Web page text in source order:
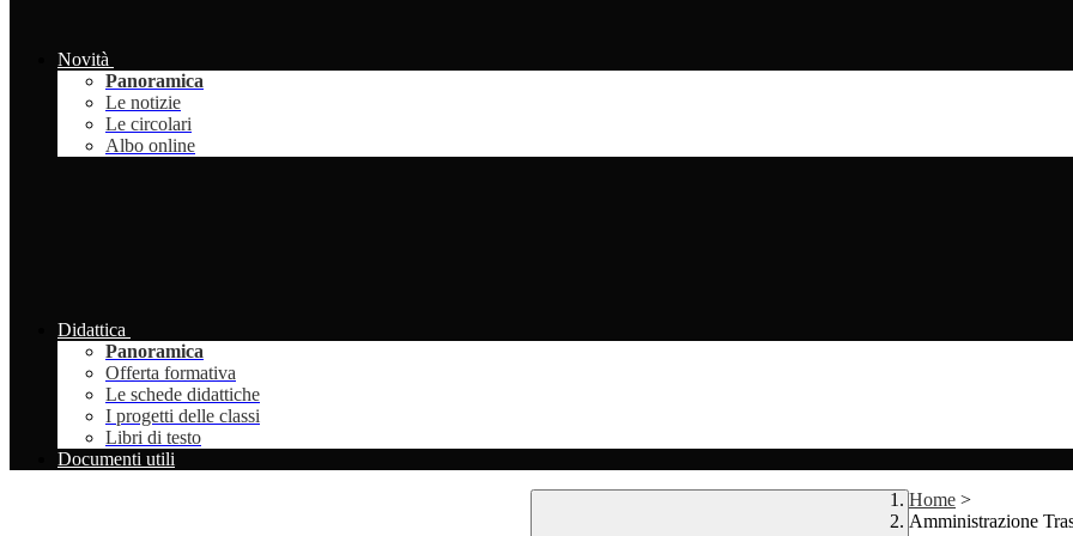
Novità
Panoramica
Le notizie
Le circolari
Albo online
Didattica
Panoramica
Offerta formativa
Le schede didattiche
I progetti delle classi
Libri di testo
Documenti utili
Home >
Amministrazione